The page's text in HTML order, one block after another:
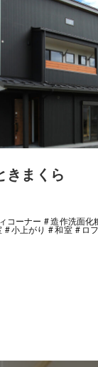
きまくら
コーナー 造作洗面化
小上がり 和室 ロ